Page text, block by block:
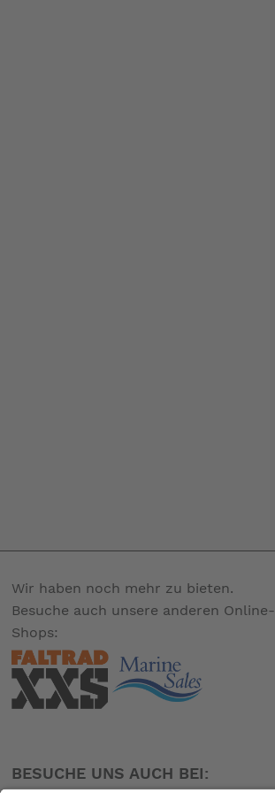
Wir haben noch mehr zu bieten.
Besuche auch unsere anderen Online-
Shops:
BESUCHE UNS AUCH BEI: